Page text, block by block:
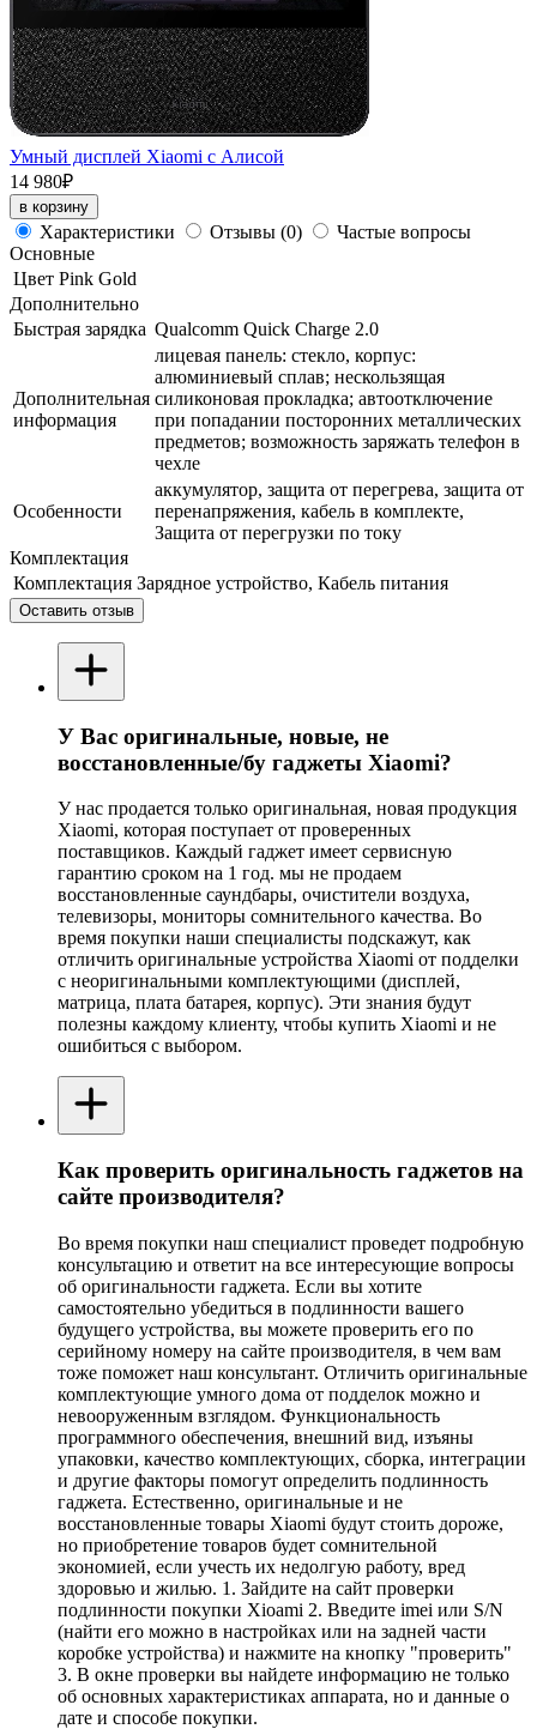
Умный дисплей Xiaomi с Алисой
14 980₽
в корзину
Характеристики Отзывы (0)
Частые вопросы
Основные
Цвет Pink Gold
Дополнительно
Быстрая зарядка Qualcomm Quick Charge 2.0
Дополнительная
информация
лицевая панель: стекло, корпус:
алюминиевый сплав; нескользящая
силиконовая прокладка; автоотключение
при попадании посторонних металлических
предметов; возможность заряжать телефон в
чехле
Особенности
аккумулятор, защита от перегрева, защита от
перенапряжения, кабель в комплекте,
Защита от перегрузки по току
Комплектация
Комплектация Зарядное устройство, Кабель питания
Оставить отзыв
У Вас оригинальные, новые, не
восстановленные/бу гаджеты Xiaomi?
У нас продается только оригинальная, новая продукция
Xiaomi, которая поступает от проверенных
поставщиков. Каждый гаджет имеет сервисную
гарантию сроком на 1 год. мы не продаем
восстановленные саундбары, очистители воздуха,
телевизоры, мониторы сомнительного качества. Во
время покупки наши специалисты подскажут, как
отличить оригинальные устройства Xiaomi от подделки
с неоригинальными комплектующими (дисплей,
матрица, плата батарея, корпус). Эти знания будут
полезны каждому клиенту, чтобы купить Xiaomi и не
ошибиться с выбором.
Как проверить оригинальность гаджетов на
сайте производителя?
Во время покупки наш специалист проведет подробную
консультацию и ответит на все интересующие вопросы
об оригинальности гаджета. Если вы хотите
самостоятельно убедиться в подлинности вашего
будущего устройства, вы можете проверить его по
серийному номеру на сайте производителя, в чем вам
тоже поможет наш консультант. Отличить оригинальные
комплектующие умного дома от подделок можно и
невооруженным взглядом. Функциональность
программного обеспечения, внешний вид, изъяны
упаковки, качество комплектующих, сборка, интеграции
и другие факторы помогут определить подлинность
гаджета. Естественно, оригинальные и не
восстановленные товары Xiaomi будут стоить дороже,
но приобретение товаров будет сомнительной
экономией, если учесть их недолгую работу, вред
здоровью и жилью. 1. Зайдите на сайт проверки
подлинности покупки Xioami 2. Введите imei или S/N
(найти его можно в настройках или на задней части
коробке устройства) и нажмите на кнопку "проверить"
3. В окне проверки вы найдете информацию не только
об основных характеристиках аппарата, но и данные о
дате и способе покупки.